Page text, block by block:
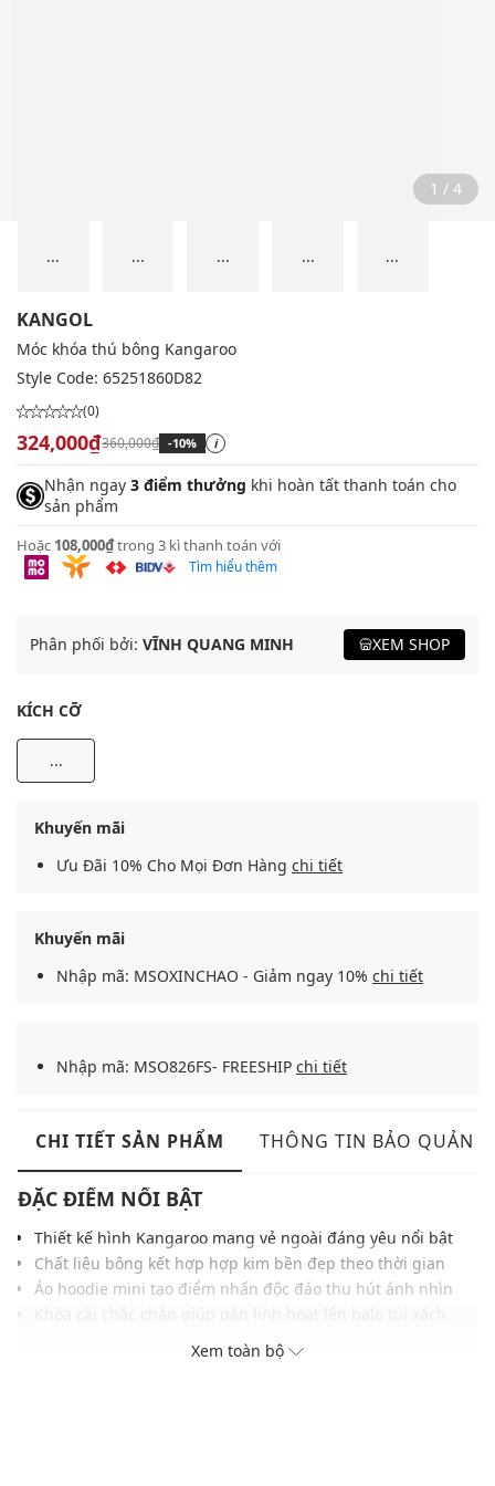
2 / 4
... ... ... ... ...
KANGOL
Móc khóa thú bông Kangaroo
Style Code: 65251860D82
(0)
324,000₫360,000₫ -10% i
Nhận ngay 3 điểm thưởng khi hoàn tất thanh toán cho
sản phẩm
Hoặc 108,000₫trong 3 kì thanh toán với
Tìm hiểu thêm
Phân phối bởi: VĨNH QUANG MINH XEM SHOP
KÍCH CỠ
...
Khuyến mãi
Ưu Đãi 10% Cho Mọi Đơn Hàng chi tiết
Khuyến mãi
Nhập mã: MSOXINCHAO - Giảm ngay 10% chi tiết
Nhập mã: MSO826FS- FREESHIP chi tiết
CHI TIẾT SẢN PHẨM THÔNG TIN BẢO QUẢN
ĐẶC ĐIỂM NỔI BẬT
Thiết kế hình Kangaroo mang vẻ ngoài đáng yêu nổi bật
Chất liệu bông kết hợp hợp kim bền đẹp theo thời gian
Áo hoodie mini tạo điểm nhấn độc đáo thu hút ánh nhìn
Tag logo dập nổi sắc nét tăng nhận diện thương hiệu
Tông xanh năng động kết hợp tạo hình linh vật nổi bật
Xem toàn bộ